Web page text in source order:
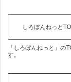
しろぼんねっと
「しろぼんねっと」の
す。